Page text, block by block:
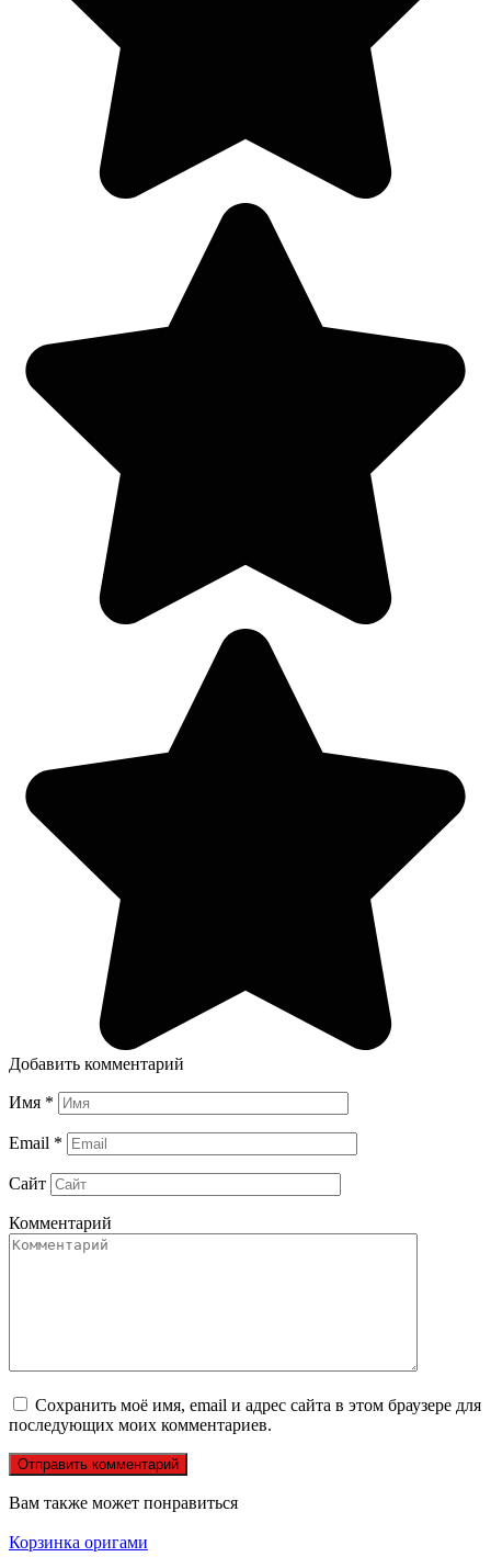
Добавить комментарий
Имя *
Email *
Сайт
Комментарий
Сохранить моё имя, email и адрес сайта в этом браузере для
последующих моих комментариев.
Вам также может понравиться
Корзинка оригами